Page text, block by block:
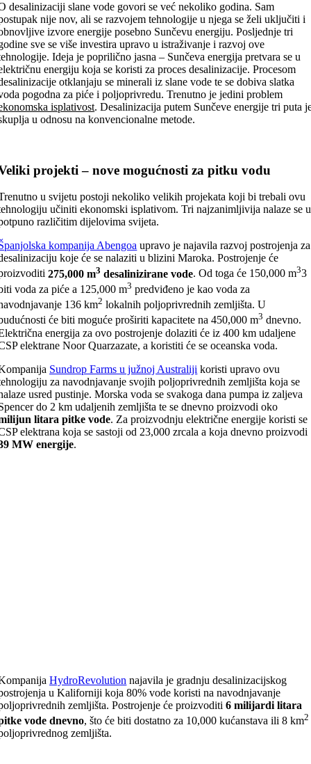
desalinizaciji slane vode govori se već nekoliko godina. Sam
nije nov, ali se razvojem tehnologije u njega se želi uključiti i
izvore energije posebno Sunčevu energiju. Posljednje tri
sve se više investira upravo u istraživanje i razvoj ove
Ideja je poprilično jasna – Sunčeva energija pretvara se u
energiju koja se koristi za proces desalinizacije. Procesom
otklanjaju se minerali iz slane vode te se dobiva slatka
pogodna za piće i poljoprivredu. Trenutno je jedini problem
isplativost. Desalinizacija putem Sunčeve energije tri puta
u odnosu na konvencionalne metode.
projekti – nove mogućnosti za pitku vodu
u svijetu postoji nekoliko velikih projekata koji bi trebali ovu
učiniti ekonomski isplativom. Tri najzanimljivija nalaze se u
različitim dijelovima svijeta.
kompanija Abengoa upravo je najavila razvoj postrojenja za
koje će se nalaziti u blizini Maroka. Postrojenje će
275,000 m3 desalinizirane vode. Od toga će 150,000 m33
voda za piće a 125,000 m3 predviđeno je kao voda za
136 km2 lokalnih poljoprivrednih zemljišta. U
će biti moguće proširiti kapacitete na 450,000 m3 dnevno.
energija za ovo postrojenje dolaziti će iz 400 km udaljene
elektrane Noor Quarzazate, a koristiti će se oceanska voda.
Sundrop Farms u južnoj Australiji koristi upravo ovu
za navodnjavanje svojih poljoprivrednih zemljišta koja se
usred pustinje. Morska voda se svakoga dana pumpa iz zaljeva
do 2 km udaljenih zemljišta te se dnevno proizvodi oko
litara pitke vode. Za proizvodnju električne energije koristi se
elektrana koja se sastoji od 23,000 zrcala a koja dnevno proizvodi
MW energije.
HydroRevolution najavila je gradnju desalinizacijskog
u Kaliforniji koja 80% vode koristi na navodnjavanje
zemljišta. Postrojenje će proizvoditi6 milijardi litara
vode dnevno, što će biti dostatno za 10,000 kućanstava ili 8 km2
zemljišta.